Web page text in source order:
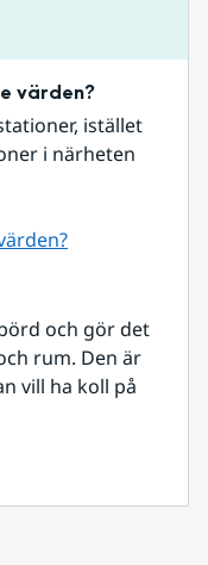
värden?
istället
i närheten
och gör det
rum. Den är
vill ha koll på